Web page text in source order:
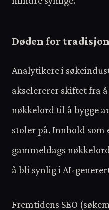
Døden for
Analytikere i
akselererer skiftet fra
nøkkelord til å bygge
stoler på. Innhold
gammeldags
å bli synlig i AI-
Fremtidens SEO